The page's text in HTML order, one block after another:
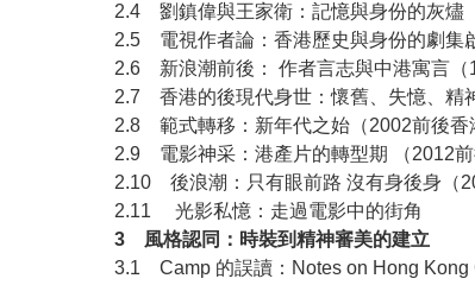
2.4 劉鎮偉與王家衛：記憶與身份的灰燼
2.5 電視作者論：香港歷史與身份的劇集
2.6 新浪潮前後： 作者言志與中港寓言（
2.7 香港的後現代身世：懷舊、失憶、精
2.8 範式轉移：新年代之始（2002前後香
2.9 電影神采：港產片的轉型期 （2012前
2.10 後浪潮：只有眼前路 沒有身後身（
2.11 光影私憶：走過電影中的街角
3 風格認同：時裝到精神審美的建立
3.1 Camp 的誤讀：Notes on Hong Kong